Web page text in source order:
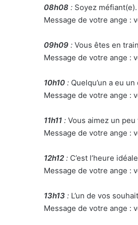
08h08 : Soyez
Message de votre ange :
09h09 : Vous êtes en
Message de votre ange :
10h10 : Quelqu’un a eu
Message de votre ange :
11h11 : Vous aimez un peu
Message de votre ange :
12h12 : C’est l’heure
Message de votre ange :
13h13 : L’un de vos
Message de votre ange :